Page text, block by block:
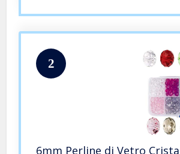
2
6mm Perline di Vetro